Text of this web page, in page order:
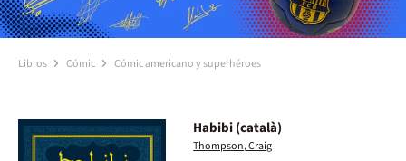
Libros Cómic Cómic americano y superhéroes
Habibi (català)
Thompson, Craig